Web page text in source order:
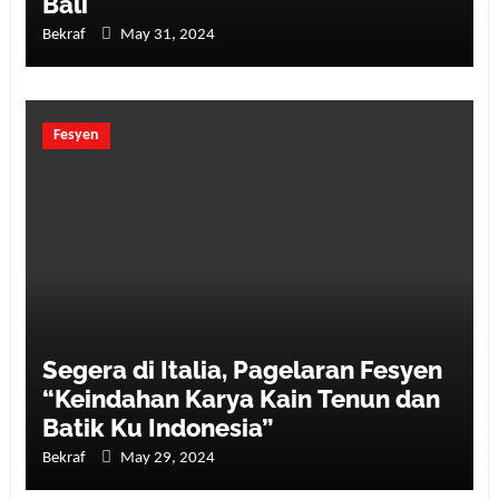
Bekraf May 31, 2024
Fesyen
Segera di Italia, Pagelaran Fesyen
“Keindahan Karya Kain Tenun dan
Batik Ku Indonesia”
Bekraf May 29, 2024